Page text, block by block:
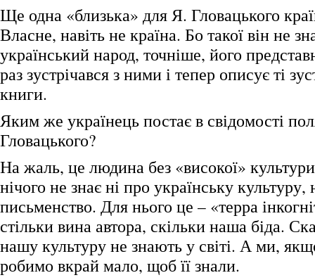
Ще одна «близька» для Я. Гловацького
Власне, навіть не країна. Бо такої він не
український народ, точніше, його
раз зустрічався з ними і тепер описує ті
книги.
Яким же українець постає в свідомості
Гловацького?
На жаль, це людина без «високої»
нічого не знає ні про українську культуру,
письменство. Для нього це – «терра
стільки вина автора, скільки наша біда.
нашу культуру не знають у світі. А ми,
робимо вкрай мало, щоб її знали.